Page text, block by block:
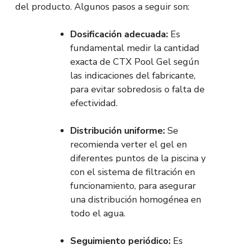
del producto. Algunos pasos a seguir son:
Dosificación adecuada: Es
fundamental medir la cantidad
exacta de CTX Pool Gel según
las indicaciones del fabricante,
para evitar sobredosis o falta de
efectividad.
Distribución uniforme: Se
recomienda verter el gel en
diferentes puntos de la piscina y
con el sistema de filtración en
funcionamiento, para asegurar
una distribución homogénea en
todo el agua.
Seguimiento periódico: Es